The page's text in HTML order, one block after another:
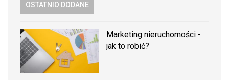
OSTATNIO DODANE
Marketing nieruchomości -
jak to robić?